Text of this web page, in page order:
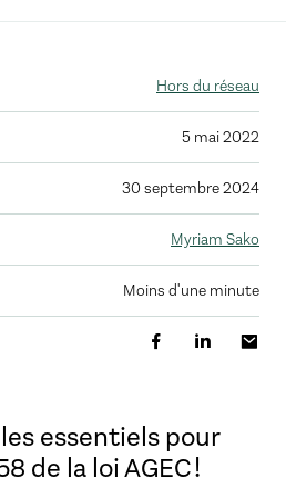
Hors du réseau
5 mai 2022
30 septembre 2024
Myriam Sako
moins d'une minute
essentiels pour
de la loi AGEC !